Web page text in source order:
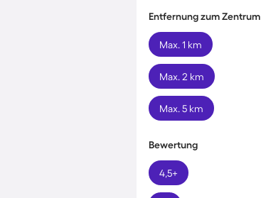
Entfernung zum Zentrum
Max. 1 km
Max. 2 km
Max. 5 km
Bewertung
4,5+